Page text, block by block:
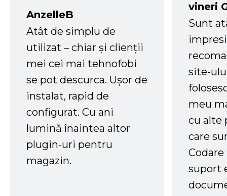
AnzelleB
Atât de simplu de
utilizat – chiar și clienții
mei cei mai tehnofobi
se pot descurca. Ușor de
instalat, rapid de
configurat. Cu ani
lumină înaintea altor
plugin-uri pentru
magazin.
vineri
Sunt
site-
meu
cu alte
care
suport